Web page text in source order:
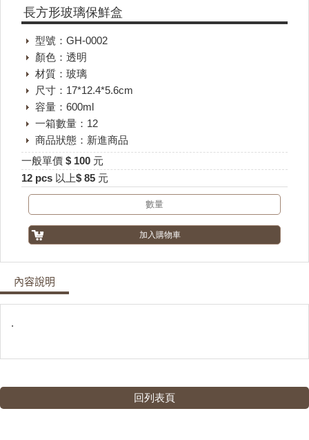
長方形玻璃保鮮盒
型號：GH-0002
顏色：透明
材質：玻璃
尺寸：17*12.4*5.6cm
容量：600ml
一箱數量：12
商品狀態：新進商品
一般單價 $ 100 元
12 pcs 以上$ 85 元
內容說明
.
回列表頁